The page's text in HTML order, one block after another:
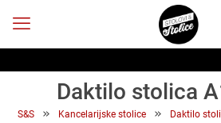
Daktilo stolica
S&S » Kancelarijske stolice » Daktilo